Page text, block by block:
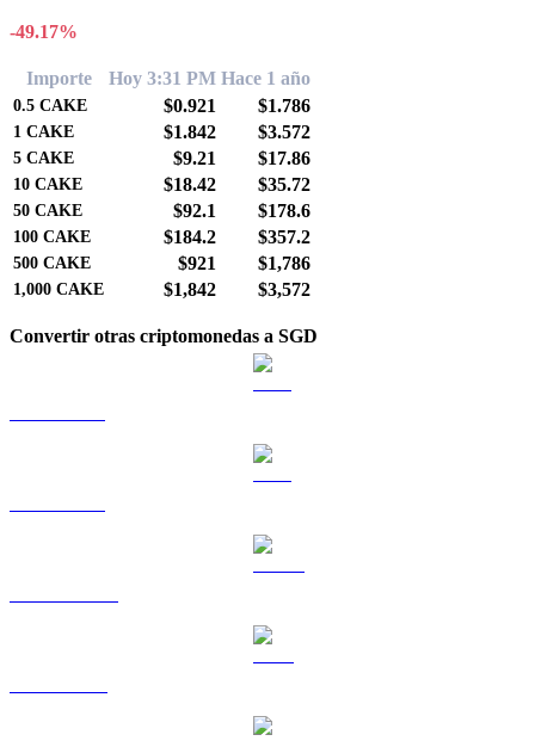
-49.17%
Importe Hoy 3:31 PM Hace 1 año
0.5 CAKE $0.921 $1.786
1 CAKE $1.842 $3.572
5 CAKE $9.21 $17.86
10 CAKE $18.42 $35.72
50 CAKE $92.1 $178.6
100 CAKE $184.2 $357.2
500 CAKE $921 $1,786
1,000 CAKE $1,842 $3,572
Convertir otras criptomonedas a SGD